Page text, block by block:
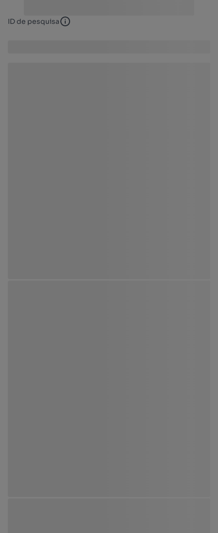
ID de pesquisa ID de pesquisa